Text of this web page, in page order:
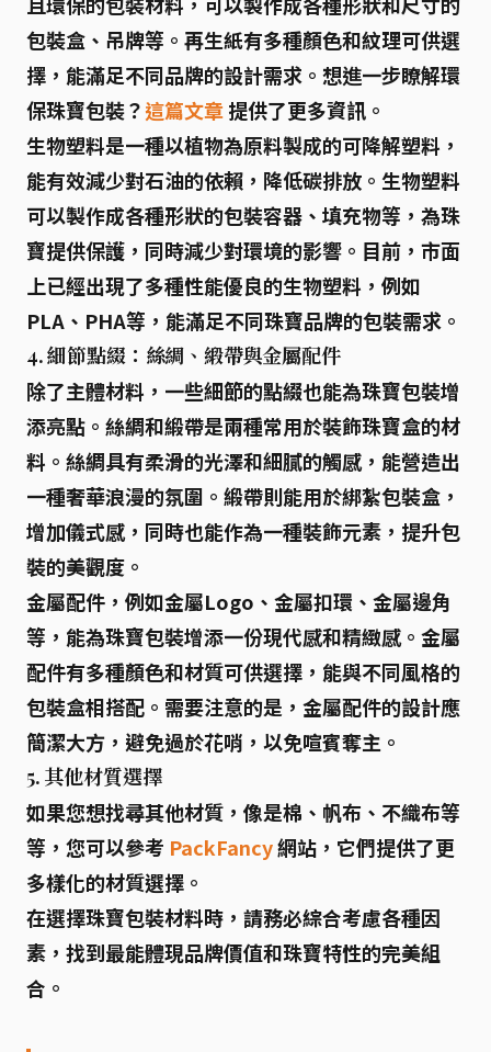
包裝盒、吊牌等。再生紙有多種顏色和紋理可供選
擇，能滿足不同品牌的設計需求。想進一步瞭解環
保珠寶包裝？這篇文章提供了更多資訊。
生物塑料是一種以植物為原料製成的可降解塑料，
能有效減少對石油的依賴，降低碳排放。生物塑料
可以製作成各種形狀的包裝容器、填充物等，為珠
寶提供保護，同時減少對環境的影響。目前，市面
上已經出現了多種性能優良的生物塑料，例如
PLA、PHA等，能滿足不同珠寶品牌的包裝需求。
4. 細節點綴：絲綢、緞帶與金屬配件
除了主體材料，一些細節的點綴也能為珠寶包裝增
添亮點。絲綢和緞帶是兩種常用於裝飾珠寶盒的材
料。絲綢具有柔滑的光澤和細膩的觸感，能營造出
一種奢華浪漫的氛圍。緞帶則能用於綁紮包裝盒，
增加儀式感，同時也能作為一種裝飾元素，提升包
裝的美觀度。
金屬配件，例如金屬Logo、金屬扣環、金屬邊角
等，能為珠寶包裝增添一份現代感和精緻感。金屬
配件有多種顏色和材質可供選擇，能與不同風格的
包裝盒相搭配。需要注意的是，金屬配件的設計應
簡潔大方，避免過於花哨，以免喧賓奪主。
5. 其他材質選擇
如果您想找尋其他材質，像是棉、帆布、不織布等
等，您可以參考 PackFancy網站，它們提供了更
多樣化的材質選擇。
在選擇珠寶包裝材料時，請務必綜合考慮各種因
素 ，找到最能體現品牌價值和珠寶特性的完美組
合。